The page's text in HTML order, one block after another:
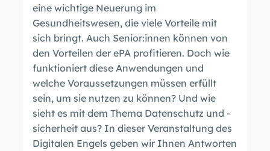
eine wichtige Neuerung im
Gesundheitswesen, die viele Vorteile mit
sich bringt. Auch Senior:innen können von
den Vorteilen der ePA profitieren. Doch wie
funktioniert diese Anwendungen und
welche Voraussetzungen müssen erfüllt
sein, um sie nutzen zu können? Und wie
sieht es mit dem Thema Datenschutz und -
sicherheit aus? In dieser Veranstaltung des
Digitalen Engels geben wir Ihnen Antworten